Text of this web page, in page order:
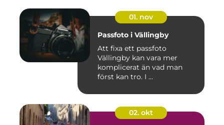
01. nov
Passfoto i Vällingby
Att fixa ett passfoto
Vällingby kan vara mer
komplicerat än vad man
först kan tro. I ...
02. okt